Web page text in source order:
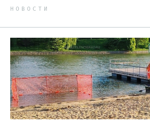
НОВОСТИ